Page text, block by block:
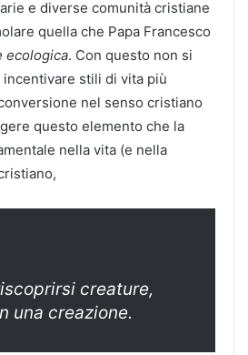
e diverse comunità cristiane
quella che Papa Francesco
ecologica. Con questo non si
stili di vita più
nel senso cristiano
questo elemento che la
nella vita (e nella
creature,
una creazione.